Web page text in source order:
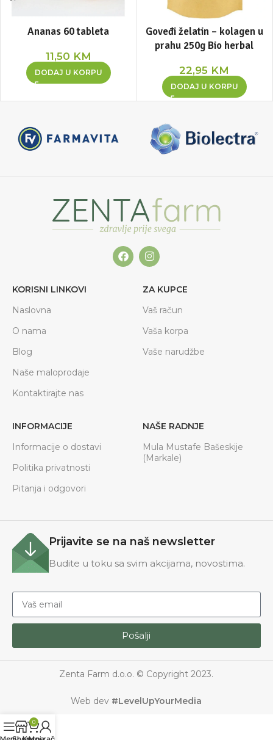
Ananas 60 tableta
11,50 KM
DODAJ U KORPU
Goveđi želatin – kolagen u
prahu 250g Bio herbal
22,95 KM
DODAJ U KORPU
KORISNI LINKOVI
Naslovna
O nama
Blog
Naše maloprodaje
Kontaktirajte nas
ZA KUPCE
Vaš račun
Vaša korpa
Vaše narudžbe
INFORMACIJE
Informacije o dostavi
Politika privatnosti
Pitanja i odgovori
NAŠE RADNJE
Mula Mustafe Bašeskije
(Markale)
Prijavite se na naš newsletter
Budite u toku sa svim akcijama, novostima.
Pošalji
Zenta Farm d.o.o. © Copyright 2023.
Web dev #LevelUpYourMedia
0